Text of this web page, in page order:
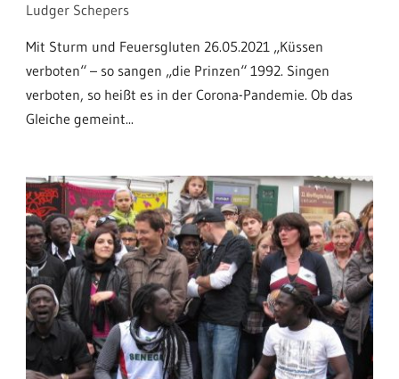
Ludger Schepers
Mit Sturm und Feuersgluten 26.05.2021 „Küssen
verboten“ – so sangen „die Prinzen“ 1992. Singen
verboten, so heißt es in der Corona-Pandemie. Ob das
Gleiche gemeint...